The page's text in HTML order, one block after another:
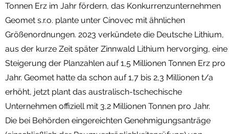
Tonnen Erz im Jahr fördern, das Konkurrenzunternehmen
Geomet s.r.o. plante unter Cínovec mit ähnlichen
Größenordnungen. 2023 verkündete die Deutsche Lithium,
aus der kurze Zeit später Zinnwald Lithium hervorging, eine
Steigerung der Planzahlen auf 1,5 Millionen Tonnen Erz pro
Jahr. Geomet hatte da schon auf 1,7 bis 2,3 Millionen t/a
erhöht, jetzt plant das australisch-tschechische
Unternehmen offiziell mit 3,2 Millionen Tonnen pro Jahr.
Die bei Behörden eingereichten Genehmigungsanträge